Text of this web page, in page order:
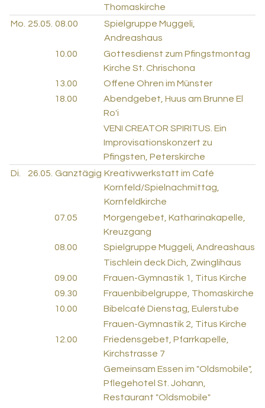
Thomaskirche
Mo. 25.05. 08.00
Spielgruppe Muggeli,
Andreashaus
10.00
Gottesdienst zum Pfingstmontag
Kirche St. Chrischona
13.00
Offene Ohren im Münster
18.00
Abendgebet, Huus am Brunne El
Ro'i
VENI CREATOR SPIRITUS. Ein
Improvisationskonzert zu
Pfingsten, Peterskirche
Di.
26.05. Ganztägig Kreativwerkstatt im Café
Kornfeld/Spielnachmittag,
Kornfeldkirche
07.05
Morgengebet, Katharinakapelle,
Kreuzgang
08.00
Spielgruppe Muggeli, Andreashaus
Tischlein deck Dich, Zwinglihaus
09.00
Frauen-Gymnastik 1, Titus Kirche
09.30
Frauenbibelgruppe, Thomaskirche
10.00
Bibelcafé Dienstag, Eulerstube
Frauen-Gymnastik 2, Titus Kirche
12.00
Friedensgebet, Pfarrkapelle,
Kirchstrasse 7
Gemeinsam Essen im "Oldsmobile",
Pflegehotel St. Johann,
Restaurant "Oldsmobile"